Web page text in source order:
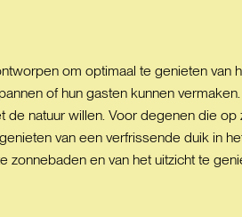
om optimaal te genieten
of hun gasten kunnen
natuur willen. Voor degenen die
van een verfrissende duik in
en van het uitzicht te